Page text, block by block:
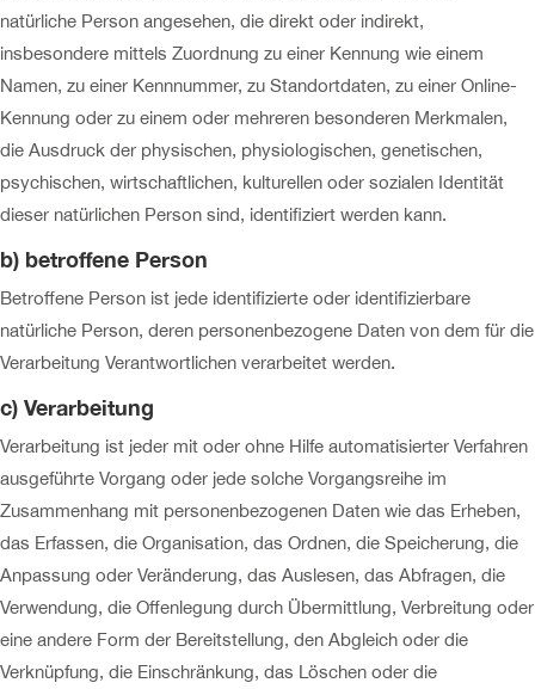
natürliche Person angesehen, die direkt oder indirekt,
insbesondere mittels Zuordnung zu einer Kennung wie einem
Namen, zu einer Kennnummer, zu Standortdaten, zu einer Online-
Kennung oder zu einem oder mehreren besonderen Merkmalen,
die Ausdruck der physischen, physiologischen, genetischen,
psychischen, wirtschaftlichen, kulturellen oder sozialen Identität
dieser natürlichen Person sind, identifiziert werden kann.
b) betroffene Person
Betroffene Person ist jede identifizierte oder identifizierbare
natürliche Person, deren personenbezogene Daten von dem für die
Verarbeitung Verantwortlichen verarbeitet werden.
c) Verarbeitung
Verarbeitung ist jeder mit oder ohne Hilfe automatisierter Verfahren
ausgeführte Vorgang oder jede solche Vorgangsreihe im
Zusammenhang mit personenbezogenen Daten wie das Erheben,
das Erfassen, die Organisation, das Ordnen, die Speicherung, die
Anpassung oder Veränderung, das Auslesen, das Abfragen, die
Verwendung, die Offenlegung durch Übermittlung, Verbreitung oder
eine andere Form der Bereitstellung, den Abgleich oder die
Verknüpfung, die Einschränkung, das Löschen oder die